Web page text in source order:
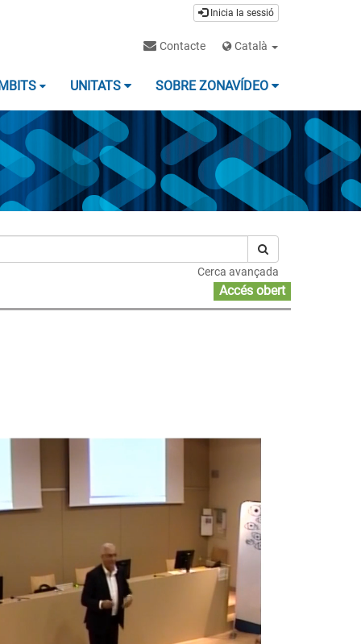
Inicia la sessió
Contacte Català
UNITATS SOBRE ZONAVÍDEO
Cerca avançada
Accés obert